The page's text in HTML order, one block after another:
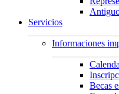
Servicios
Informaciones
Becas